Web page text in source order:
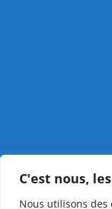
C'est nous,
Nous utilisons